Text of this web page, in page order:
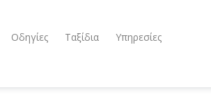
Οδηγίες Ταξίδια Υπηρεσίες